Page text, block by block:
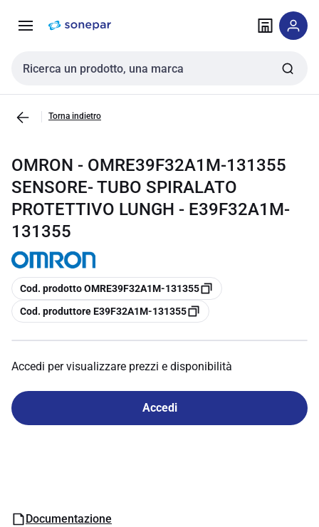
navigazione alla
Cerca input
Torna indietro
OMRON - OMRE39F32A1M-131355
SENSORE- TUBO SPIRALATO
PROTETTIVO LUNGH - E39F32A1M-
131355
copia
Cod. prodotto OMRE39F32A1M-131355
copia
Cod. produttore E39F32A1M-131355
Accedi per visualizzare prezzi e disponibilità
Accedi
Documentazione